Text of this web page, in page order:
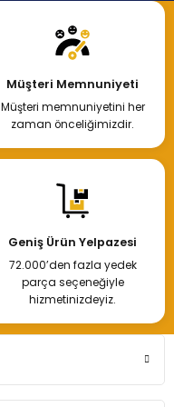
Müşteri Memnuniyeti
Müşteri memnuniyetini her
zaman önceliğimizdir.
Geniş Ürün Yelpazesi
72.000’den fazla yedek
parça seçeneğiyle
hizmetinizdeyiz.